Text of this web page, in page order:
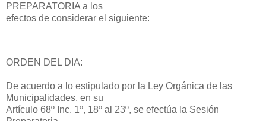
PREPARATORIA a los
efectos de considerar el siguiente:
ORDEN DEL DIA:
De acuerdo a lo estipulado por la Ley Orgánica de las
Municipalidades, en su
Artículo 68º Inc. 1º, 18º al 23º, se efectúa la Sesión